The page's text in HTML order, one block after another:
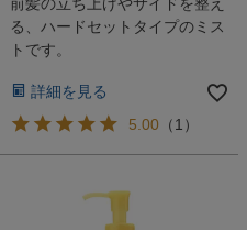
る、ハードセットタイプのミス
トです。
詳細を見る
5.00 （1 ）